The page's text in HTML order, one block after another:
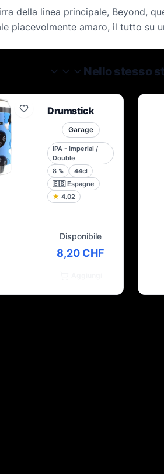
della linea principale, Beyond,
piacevolmente amaro, il tutto su
Nello stesso
Drumstick
Garage
IPA - Imperial /
Double
8 %
44cl
🇪🇸 Espagne
★ 4.02
Disponibile
8,20 CHF